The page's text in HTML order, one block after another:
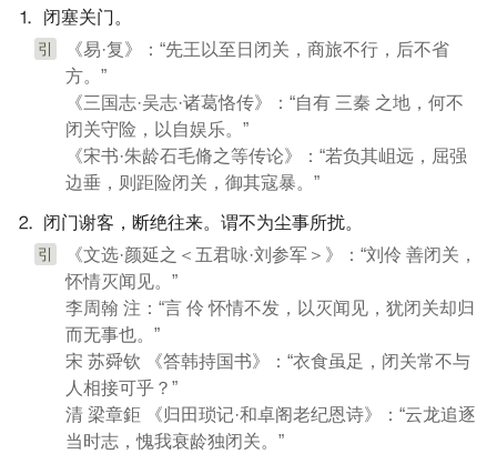
⒈ 闭塞关门。
引
《易·复》：“先王以至日闭关，商旅不行，后不省
方。”
《三国志·吴志·诸葛恪传》：“自有 三秦 之地，何不
闭关守险，以自娱乐。”
《宋书·朱龄石毛脩之等传论》：“若负其岨远，屈强
边垂，则距险闭关，御其寇暴。”
⒉ 闭门谢客，断绝往来。谓不为尘事所扰。
引
《文选·颜延之＜五君咏·刘参军＞》：“刘伶 善闭关，
怀情灭闻见。”
李周翰 注：“言 伶 怀情不发，以灭闻见，犹闭关却归
而无事也。”
宋 苏舜钦 《答韩持国书》：“衣食虽足，闭关常不与
人相接可乎？”
清 梁章鉅 《归田琐记·和卓阁老纪恩诗》：“云龙追逐
当时志，愧我衰龄独闭关。”